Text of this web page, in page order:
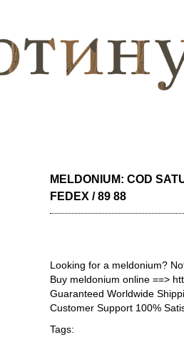
MELDONIUM: COD
FEDEX / 89 88
Looking for a meldonium?
Buy meldonium online ==>
Guaranteed Worldwide
Customer Support 100%
Tags: